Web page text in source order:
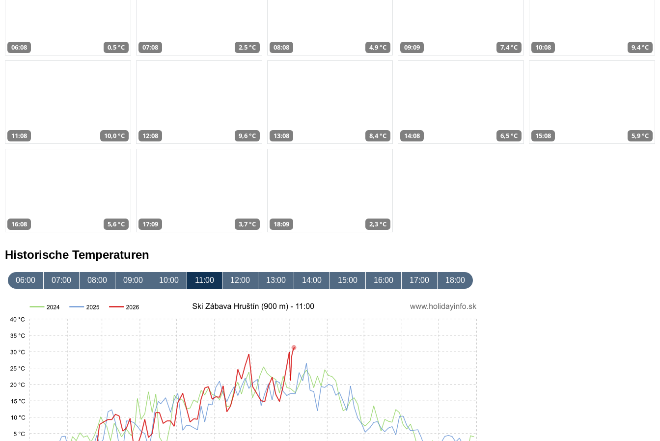
06:08 0,5 °C 07:08 2,5 °C 08:08 4,9 °C 09:09 7,4 °C 10:08 9,4 °C
11:08 10,0 °C 12:08 9,6 °C 13:08 8,4 °C 14:08 6,5 °C 15:08 5,9 °C
16:08 5,6 °C 17:09 3,7 °C 18:09 2,3 °C
Historische Temperaturen
06:00 07:00 08:00 09:00 10:00 11:00 12:00 13:00 14:00 15:00 16:00 17:00 18:00